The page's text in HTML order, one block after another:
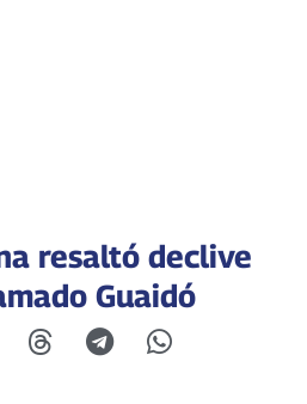
resaltó declive
Guaidó